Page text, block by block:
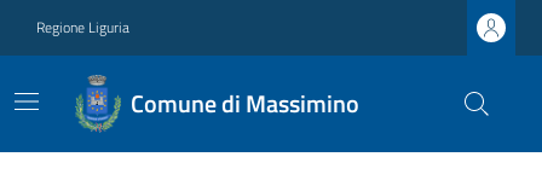
Regione Liguria
Comune di Massimino